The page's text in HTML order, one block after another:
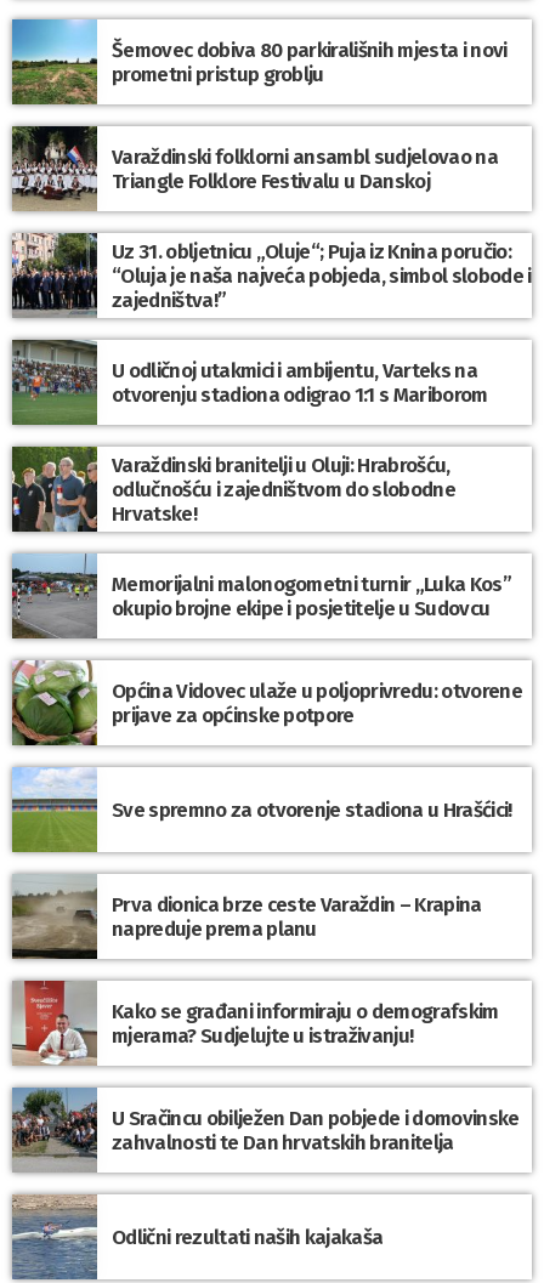
Šemovec dobiva 80 parkirališnih mjesta i novi
prometni pristup groblju
Varaždinski folklorni ansambl sudjelovao na
Triangle Folklore Festivalu u Danskoj
Uz 31. obljetnicu „Oluje“; Puja iz Knina poručio:
“Oluja je naša najveća pobjeda, simbol slobode i
zajedništva!”
U odličnoj utakmici i ambijentu, Varteks na
otvorenju stadiona odigrao 1:1 s Mariborom
Varaždinski branitelji u Oluji: Hrabrošću,
odlučnošću i zajedništvom do slobodne
Hrvatske!
Memorijalni malonogometni turnir „Luka Kos”
okupio brojne ekipe i posjetitelje u Sudovcu
Općina Vidovec ulaže u poljoprivredu: otvorene
prijave za općinske potpore
Sve spremno za otvorenje stadiona u Hrašćici!
Prva dionica brze ceste Varaždin – Krapina
napreduje prema planu
Kako se građani informiraju o demografskim
mjerama? Sudjelujte u istraživanju!
U Sračincu obilježen Dan pobjede i domovinske
zahvalnosti te Dan hrvatskih branitelja
Odlični rezultati naših kajakaša